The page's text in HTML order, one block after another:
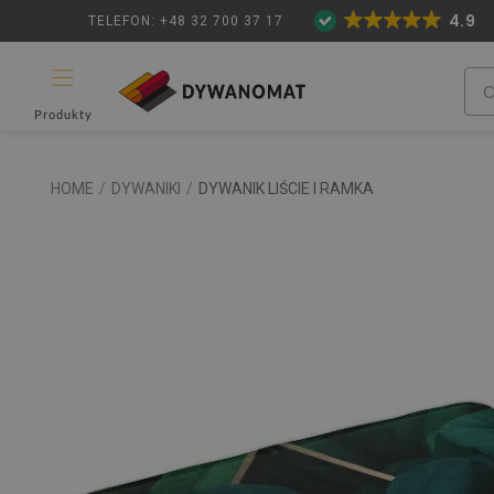
TELEFON: +48 32 700 37 17 4.9
Produkty
HOME / DYWANIKI / DYWANIK LIŚCIE I RAMKA